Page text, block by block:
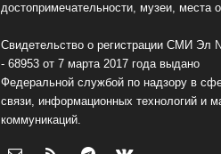
достопримечательности, музеи, места
Свидетельство о регистрации СМИ
- 68953 от 7 марта 2017 года выдано
Федеральной службой по надзору в
связи, информационных технологий и
коммуникаций.